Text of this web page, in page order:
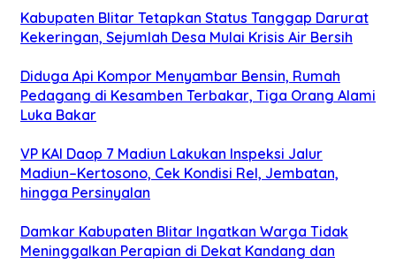
Kabupaten Blitar Tetapkan Status Tanggap Darurat
Kekeringan, Sejumlah Desa Mulai Krisis Air Bersih
Diduga Api Kompor Menyambar Bensin, Rumah
Pedagang di Kesamben Terbakar, Tiga Orang Alami
Luka Bakar
VP KAI Daop 7 Madiun Lakukan Inspeksi Jalur
Madiun–Kertosono, Cek Kondisi Rel, Jembatan,
hingga Persinyalan
Damkar Kabupaten Blitar Ingatkan Warga Tidak
Meninggalkan Perapian di Dekat Kandang dan